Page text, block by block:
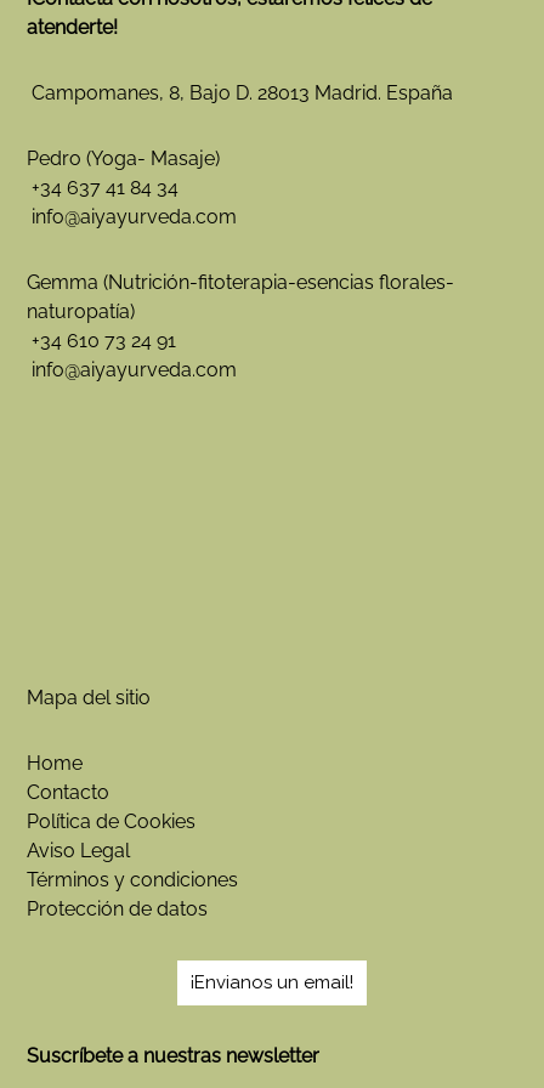
atenderte!
Campomanes, 8, Bajo D. 28013 Madrid. España
Pedro (Yoga- Masaje)
+34 637 41 84 34
info@aiyayurveda.com
Gemma (Nutrición-fitoterapia-esencias florales-
naturopatía)
+34 610 73 24 91
info@aiyayurveda.com
Mapa del sitio
Home
Contacto
Política de Cookies
Aviso Legal
Términos y condiciones
Protección de datos
¡Envianos un email!
Suscríbete a nuestras newsletter